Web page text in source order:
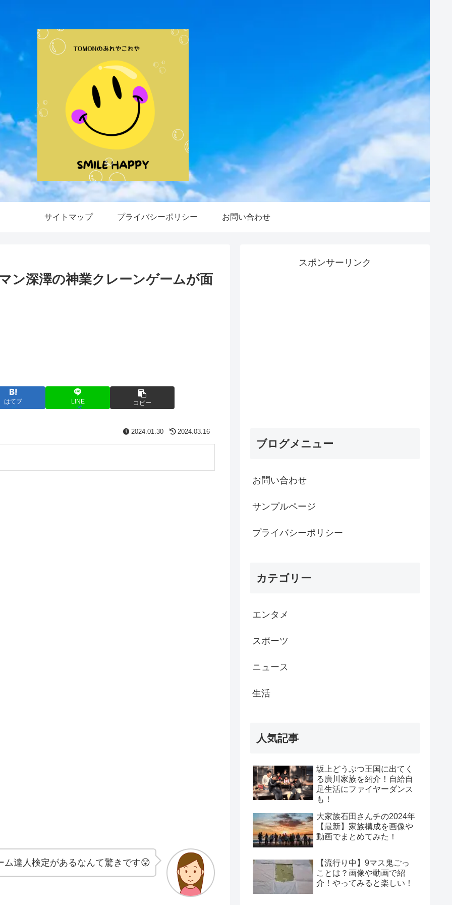
サイトマップ プライバシーポリシー お問い合わせ
ン深澤の神業クレーンゲームが面
はてブ LINE コピー
2024.01.30 2024.03.16
ム達人検定があるなんて驚きです😲
スポンサーリンク
ブログメニュー
お問い合わせ
サンプルページ
プライバシーポリシー
カテゴリー
エンタメ
スポーツ
ニュース
生活
人気記事
坂上どうぶつ王国に出てく
る廣川家族を紹介！自給自
足生活にファイヤーダンス
も！
大家族石田さんチの2024年
【最新】家族構成を画像や
動画でまとめてみた！
【流行り中】9マス鬼ごっ
ことは？画像や動画で紹
介！やってみると楽しい！